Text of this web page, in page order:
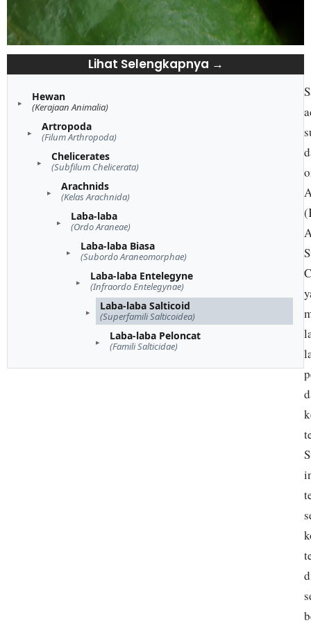
Lihat Selengkapnya →
Hewan
(Kerajaan Animalia)
Artropoda
(Filum Arthropoda)
Chelicerates
(Subfilum Chelicerata)
Arachnids
(Kelas Arachnida)
Laba-laba
(Ordo Araneae)
Laba-laba Biasa
(Subordo Araneomorphae)
Laba-laba Entelegyne
(Infraordo Entelegynae)
Laba-laba Salticoid
(Superfamili Salticoidea)
Laba-laba Peloncat
(Famili Salticidae)